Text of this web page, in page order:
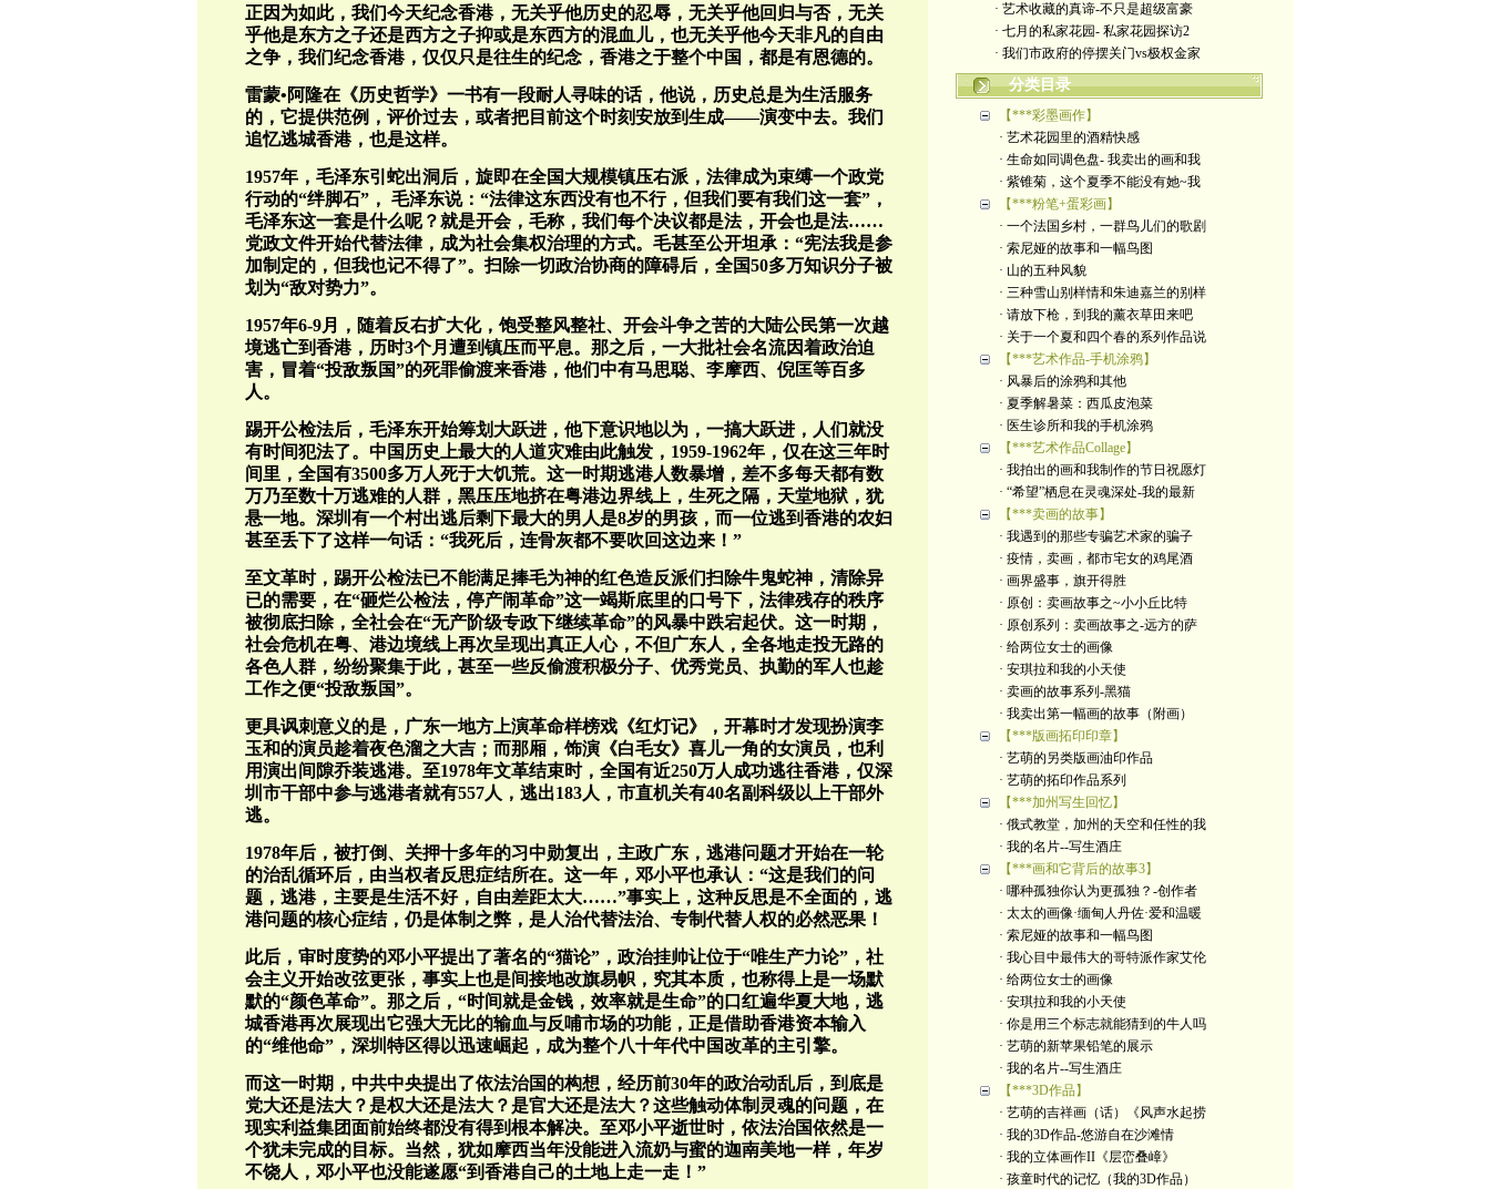
正因为如此，我们今天纪念香港，无关乎他历史的忍辱，无关乎他回归与否，无关
乎他是东方之子还是西方之子抑或是东西方的混血儿，也无关乎他今天非凡的自由
之争，我们纪念香港，仅仅只是往生的纪念，香港之于整个中国，都是有恩德的。
雷蒙•阿隆在《历史哲学》一书有一段耐人寻味的话，他说，历史总是为生活服务
的，它提供范例，评价过去，或者把目前这个时刻安放到生成——演变中去。我们
追忆逃城香港，也是这样。
1957年，毛泽东引蛇出洞后，旋即在全国大规模镇压右派，法律成为束缚一个政党
行动的“绊脚石”， 毛泽东说：“法律这东西没有也不行，但我们要有我们这一套”，
毛泽东这一套是什么呢？就是开会，毛称，我们每个决议都是法，开会也是法……
党政文件开始代替法律，成为社会集权治理的方式。毛甚至公开坦承：“宪法我是参
加制定的，但我也记不得了”。扫除一切政治协商的障碍后，全国50多万知识分子被
划为“敌对势力”。
1957年6-9月，随着反右扩大化，饱受整风整社、开会斗争之苦的大陆公民第一次越
境逃亡到香港，历时3个月遭到镇压而平息。那之后，一大批社会名流因着政治迫
害，冒着“投敌叛国”的死罪偷渡来香港，他们中有马思聪、李摩西、倪匡等百多
人。
踢开公检法后，毛泽东开始筹划大跃进，他下意识地以为，一搞大跃进，人们就没
有时间犯法了。中国历史上最大的人道灾难由此触发，1959-1962年，仅在这三年时
间里，全国有3500多万人死于大饥荒。这一时期逃港人数暴增，差不多每天都有数
万乃至数十万逃难的人群，黑压压地挤在粤港边界线上，生死之隔，天堂地狱，犹
悬一地。深圳有一个村出逃后剩下最大的男人是8岁的男孩，而一位逃到香港的农妇
甚至丢下了这样一句话：“我死后，连骨灰都不要吹回这边来！”
至文革时，踢开公检法已不能满足捧毛为神的红色造反派们扫除牛鬼蛇神，清除异
已的需要，在“砸烂公检法，停产闹革命”这一竭斯底里的口号下，法律残存的秩序
被彻底扫除，全社会在“无产阶级专政下继续革命”的风暴中跌宕起伏。这一时期，
社会危机在粤、港边境线上再次呈现出真正人心，不但广东人，全各地走投无路的
各色人群，纷纷聚集于此，甚至一些反偷渡积极分子、优秀党员、执勤的军人也趁
工作之便“投敌叛国”。
更具讽刺意义的是，广东一地方上演革命样榜戏《红灯记》，开幕时才发现扮演李
玉和的演员趁着夜色溜之大吉；而那厢，饰演《白毛女》喜儿一角的女演员，也利
用演出间隙乔装逃港。至1978年文革结束时，全国有近250万人成功逃往香港，仅深
圳市干部中参与逃港者就有557人，逃出183人，市直机关有40名副科级以上干部外
逃。
1978年后，被打倒、关押十多年的习中勋复出，主政广东，逃港问题才开始在一轮
的治乱循环后，由当权者反思症结所在。这一年，邓小平也承认：“这是我们的问
题，逃港，主要是生活不好，自由差距太大……”事实上，这种反思是不全面的，逃
港问题的核心症结，仍是体制之弊，是人治代替法治、专制代替人权的必然恶果！
此后，审时度势的邓小平提出了著名的“猫论”，政治挂帅让位于“唯生产力论”，社
会主义开始改弦更张，事实上也是间接地改旗易帜，究其本质，也称得上是一场默
默的“颜色革命”。那之后，“时间就是金钱，效率就是生命”的口红遍华夏大地，逃
城香港再次展现出它强大无比的输血与反哺市场的功能，正是借助香港资本输入
的“维他命”，深圳特区得以迅速崛起，成为整个八十年代中国改革的主引擎。
而这一时期，中共中央提出了依法治国的构想，经历前30年的政治动乱后，到底是
党大还是法大？是权大还是法大？是官大还是法大？这些触动体制灵魂的问题，在
现实利益集团面前始终都没有得到根本解决。至邓小平逝世时，依法治国依然是一
个犹未完成的目标。当然，犹如摩西当年没能进入流奶与蜜的迦南美地一样，年岁
不饶人，邓小平也没能遂愿“到香港自己的土地上走一走！”
艺术博客：https://yimengl.blog
目录中标注星号的为本人艺术原创
· 艺术收藏的真谛-不只是超级富豪
· 七月的私家花园- 私家花园探访2
· 我们市政府的停摆关门vs极权金家
分类目录
【***彩墨画作】
· 艺术花园里的酒精快感
· 生命如同调色盘- 我卖出的画和我
· 紫锥菊，这个夏季不能没有她~我
【***粉笔+蛋彩画】
· 一个法国乡村，一群鸟儿们的歌剧
· 索尼娅的故事和一幅鸟图
· 山的五种风貌
· 三种雪山别样情和朱迪嘉兰的别样
· 请放下枪，到我的薰衣草田来吧
· 关于一个夏和四个春的系列作品说
【***艺术作品-手机涂鸦】
· 风暴后的涂鸦和其他
· 夏季解暑菜：西瓜皮泡菜
· 医生诊所和我的手机涂鸦
【***艺术作品Collage】
· 我拍出的画和我制作的节日祝愿灯
· “希望”栖息在灵魂深处-我的最新
【***卖画的故事】
· 我遇到的那些专骗艺术家的骗子
· 疫情，卖画，都市宅女的鸡尾酒
· 画界盛事，旗开得胜
· 原创：卖画故事之~小小丘比特
· 原创系列：卖画故事之-远方的萨
· 给两位女士的画像
· 安琪拉和我的小天使
· 卖画的故事系列-黑猫
· 我卖出第一幅画的故事（附画）
【***版画拓印印章】
· 艺萌的另类版画油印作品
· 艺萌的拓印作品系列
【***加州写生回忆】
· 俄式教堂，加州的天空和任性的我
· 我的名片--写生酒庄
【***画和它背后的故事3】
· 哪种孤独你认为更孤独？-创作者
· 太太的画像·缅甸人丹佐·爱和温暖
· 索尼娅的故事和一幅鸟图
· 我心目中最伟大的哥特派作家艾伦
· 给两位女士的画像
· 安琪拉和我的小天使
· 你是用三个标志就能猜到的牛人吗
· 艺萌的新苹果铅笔的展示
· 我的名片--写生酒庄
【***3D作品】
· 艺萌的吉祥画（话）《风声水起捞
· 我的3D作品-悠游自在沙滩情
· 我的立体画作II《层峦叠嶂》
· 孩童时代的记忆（我的3D作品）